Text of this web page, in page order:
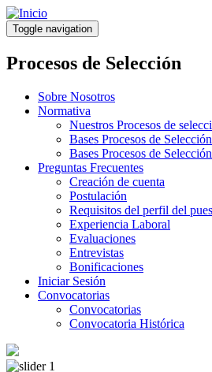
Pasar
al
contenido
principal
Toggle navigation
Procesos de Selección
Sobre Nosotros
Normativa
Nuestros Procesos de
Bases Procesos de
Bases Procesos de
Preguntas Frecuentes
Creación de cuenta
Postulación
Requisitos del perfil del
Experiencia Laboral
Evaluaciones
Entrevistas
Bonificaciones
Iniciar Sesión
Convocatorias
Convocatorias
Convocatoria Histórica